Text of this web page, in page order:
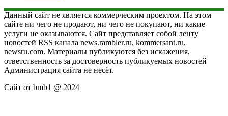
Данный сайт не является коммерческим проектом. На этом
сайте ни чего не продают, ни чего не покупают, ни какие
услуги не оказываются. Сайт представляет собой ленту
новостей RSS канала news.rambler.ru, kommersant.ru,
newsru.com. Материалы публикуются без искажения,
ответственность за достоверность публикуемых новостей
Администрация сайта не несёт.
Сайт от bmb1 @ 2024